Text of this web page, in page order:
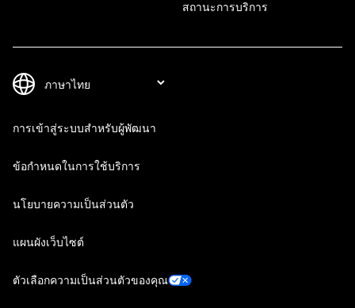
สถานะการบริการ
การเข้าสู่ระบบสำหรับผู้พัฒนา
ข้อกำหนดในการใช้บริการ
นโยบายความเป็นส่วนตัว
แผนผังเว็บไซต์
ตัวเลือกความเป็นส่วนตัวของคุณ